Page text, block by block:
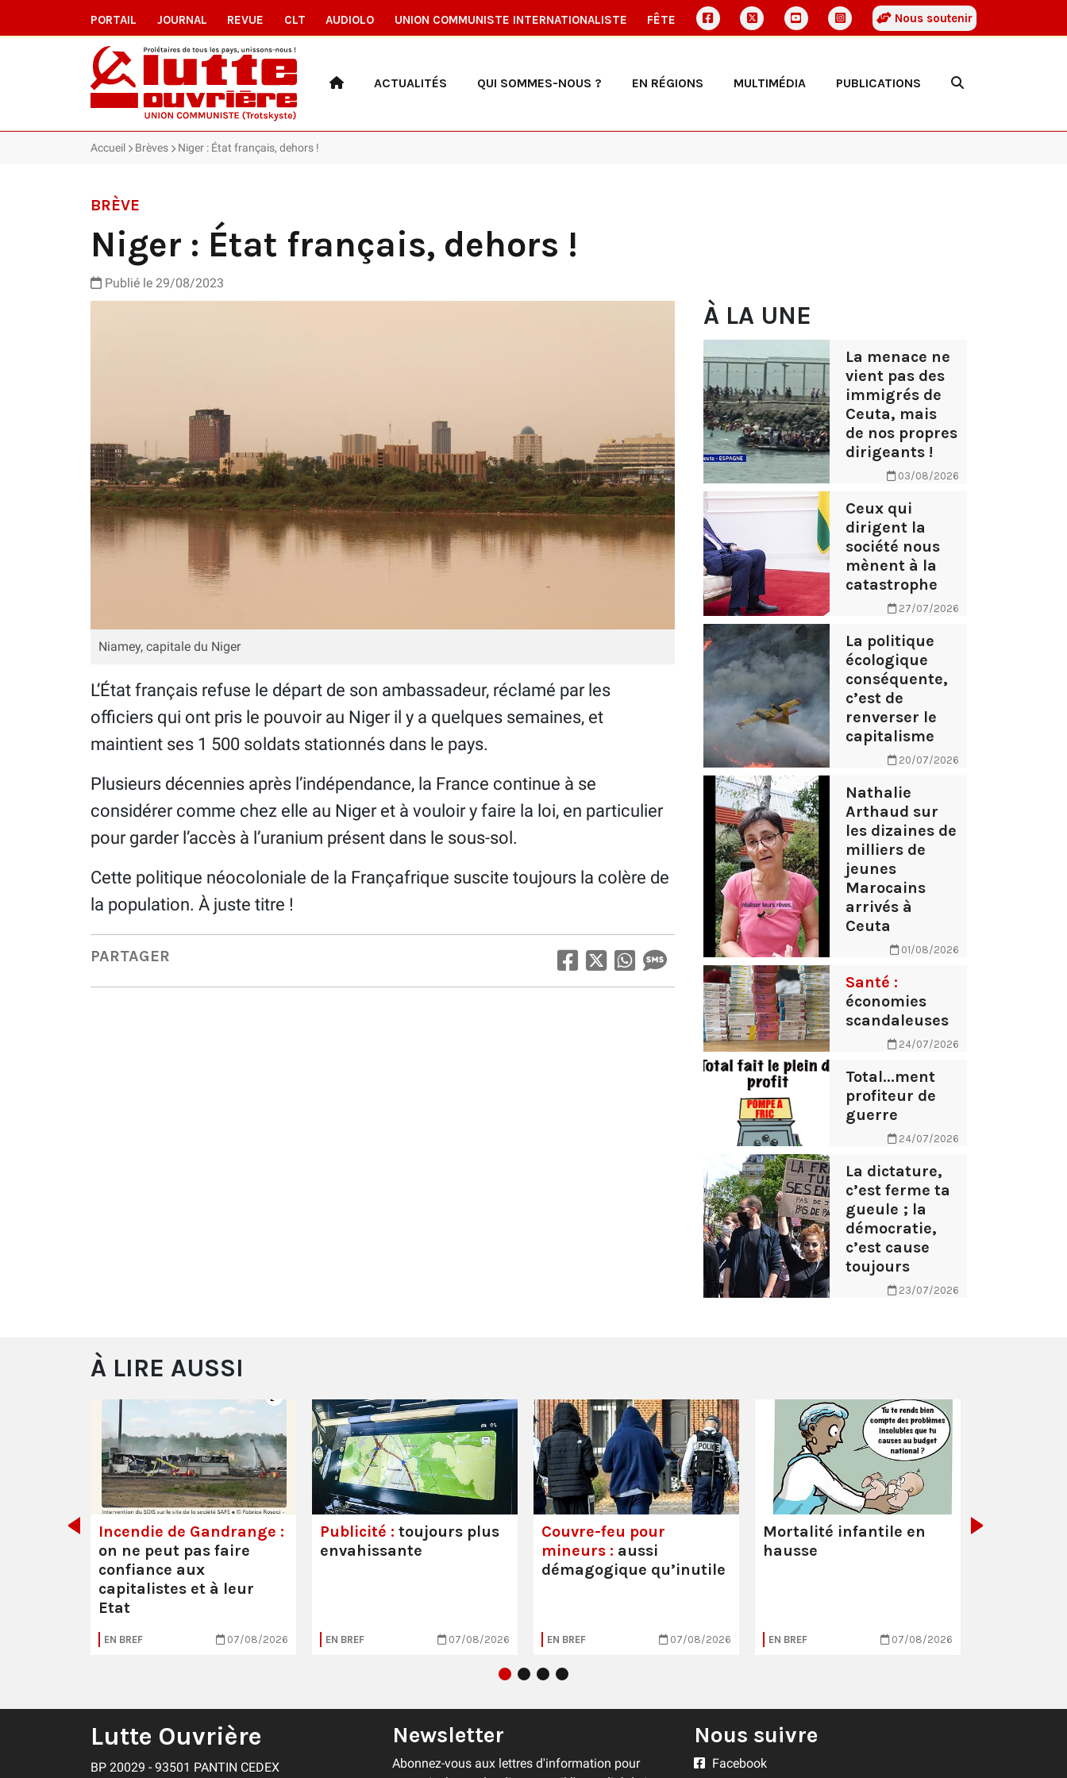
PORTAIL JOURNAL REVUE CLT AUDIOLO UNION COMMUNISTE INTERNATIONALISTE FÊTE Nous soutenir
ACTUALITÉS QUI SOMMES-NOUS ? EN RÉGIONS MULTIMÉDIA PUBLICATIONS
Accueil Brèves Niger : État français, dehors !
BRÈVE
Niger : État français, dehors !
Publié le 29/08/2023
Niamey, capitale du Niger
L’État français refuse le départ de son ambassadeur, réclamé par les
officiers qui ont pris le pouvoir au Niger il y a quelques semaines, et
maintient ses 1 500 soldats stationnés dans le pays.
Plusieurs décennies après l’indépendance, la France continue à se
considérer comme chez elle au Niger et à vouloir y faire la loi, en particulier
pour garder l’accès à l’uranium présent dans le sous-sol.
Cette politique néocoloniale de la Françafrique suscite toujours la colère de
la population. À juste titre !
PARTAGER
À LA UNE
La menace ne
vient pas des
immigrés de
Ceuta, mais
de nos propres
dirigeants !
03/08/2026
Ceux qui
dirigent la
société nous
mènent à la
catastrophe
27/07/2026
La politique
écologique
conséquente,
c’est de
renverser le
capitalisme
20/07/2026
Nathalie
Arthaud sur
les dizaines de
milliers de
jeunes
Marocains
arrivés à
Ceuta
01/08/2026
Santé :
économies
scandaleuses
24/07/2026
Total...ment
profiteur de
guerre
24/07/2026
La dictature,
c’est ferme ta
gueule ; la
démocratie,
c’est cause
toujours
23/07/2026
À LIRE AUSSI
Incendie de Gandrange :
on ne peut pas faire
confiance aux
capitalistes et à leur
Etat
EN BREF 07/08/2026
Publicité : toujours plus
envahissante
EN BREF 07/08/2026
Couvre-feu pour
mineurs : aussi
démagogique qu’inutile
EN BREF 07/08/2026
Mortalité infantile en
hausse
EN BREF 07/08/2026
Lutte Ouvrière
BP 20029 - 93501 PANTIN CEDEX
Newsletter
Abonnez-vous aux lettres d'information pour
Nous suivre
Facebook